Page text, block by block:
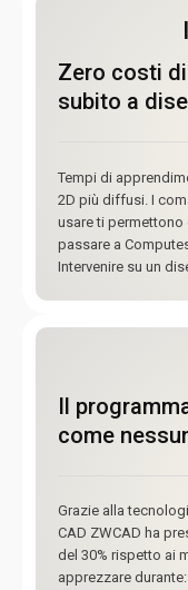
Zero costi
subito a
Tempi di
2D più diffusi. I
usare ti permettono
passare a
Intervenire su un
Il
come
Grazie alla
CAD ZWCAD ha
del 30% rispetto ai
apprezzare durante: